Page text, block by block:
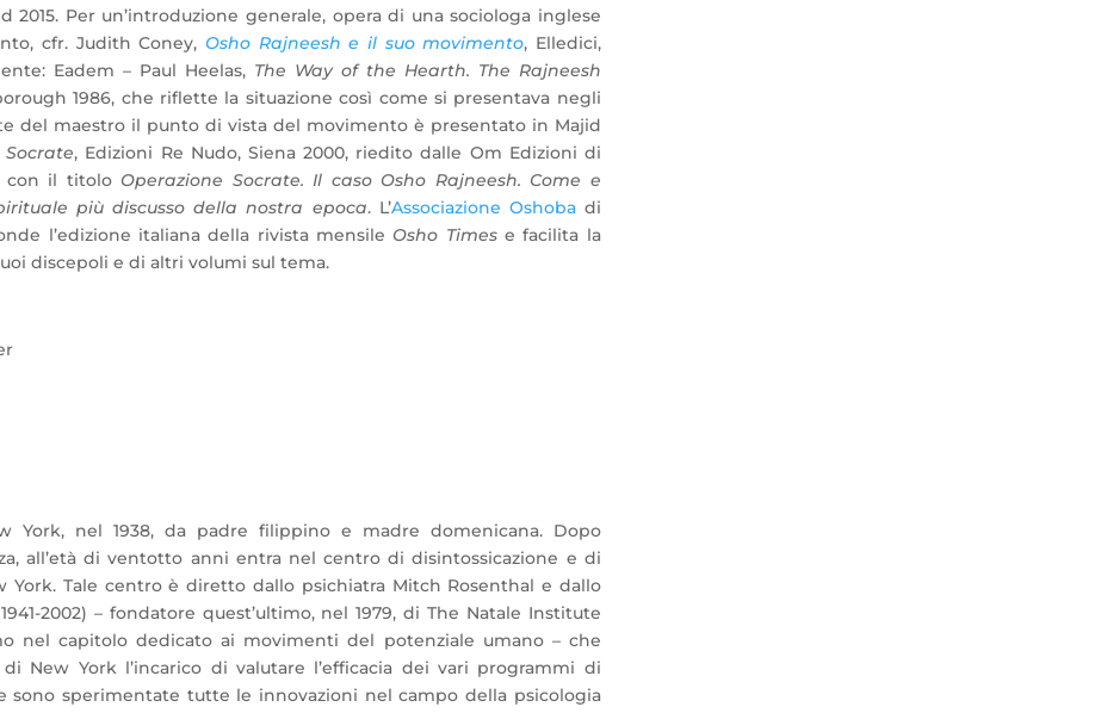
2015. Per un’introduzione generale, opera di una sociologa inglese
cfr. Judith Coney, Osho Rajneesh e il suo movimento, Elledici,
Eadem – Paul Heelas, The Way of the Hearth. The Rajneesh
1986, che riflette la situazione così come si presentava negli
del maestro il punto di vista del movimento è presentato in Majid
Socrate, Edizioni Re Nudo, Siena 2000, riedito dalle Om Edizioni di
con il titolo Operazione Socrate. Il caso Osho Rajneesh. Come e
più discusso della nostra epoca. L’Associazione Oshoba di
l’edizione italiana della rivista mensile Osho Timese facilita la
discepoli e di altri volumi sul tema.
York, nel 1938, da padre filippino e madre domenicana. Dopo
all’età di ventotto anni entra nel centro di disintossicazione e di
York. Tale centro è diretto dallo psichiatra Mitch Rosenthal e dallo
2002) – fondatore quest’ultimo, nel 1979, di The Natale Institute
nel capitolo dedicato ai movimenti del potenziale umano – che
New York l’incarico di valutare l’efficacia dei vari programmi di
sono sperimentate tutte le innovazioni nel campo della psicologia